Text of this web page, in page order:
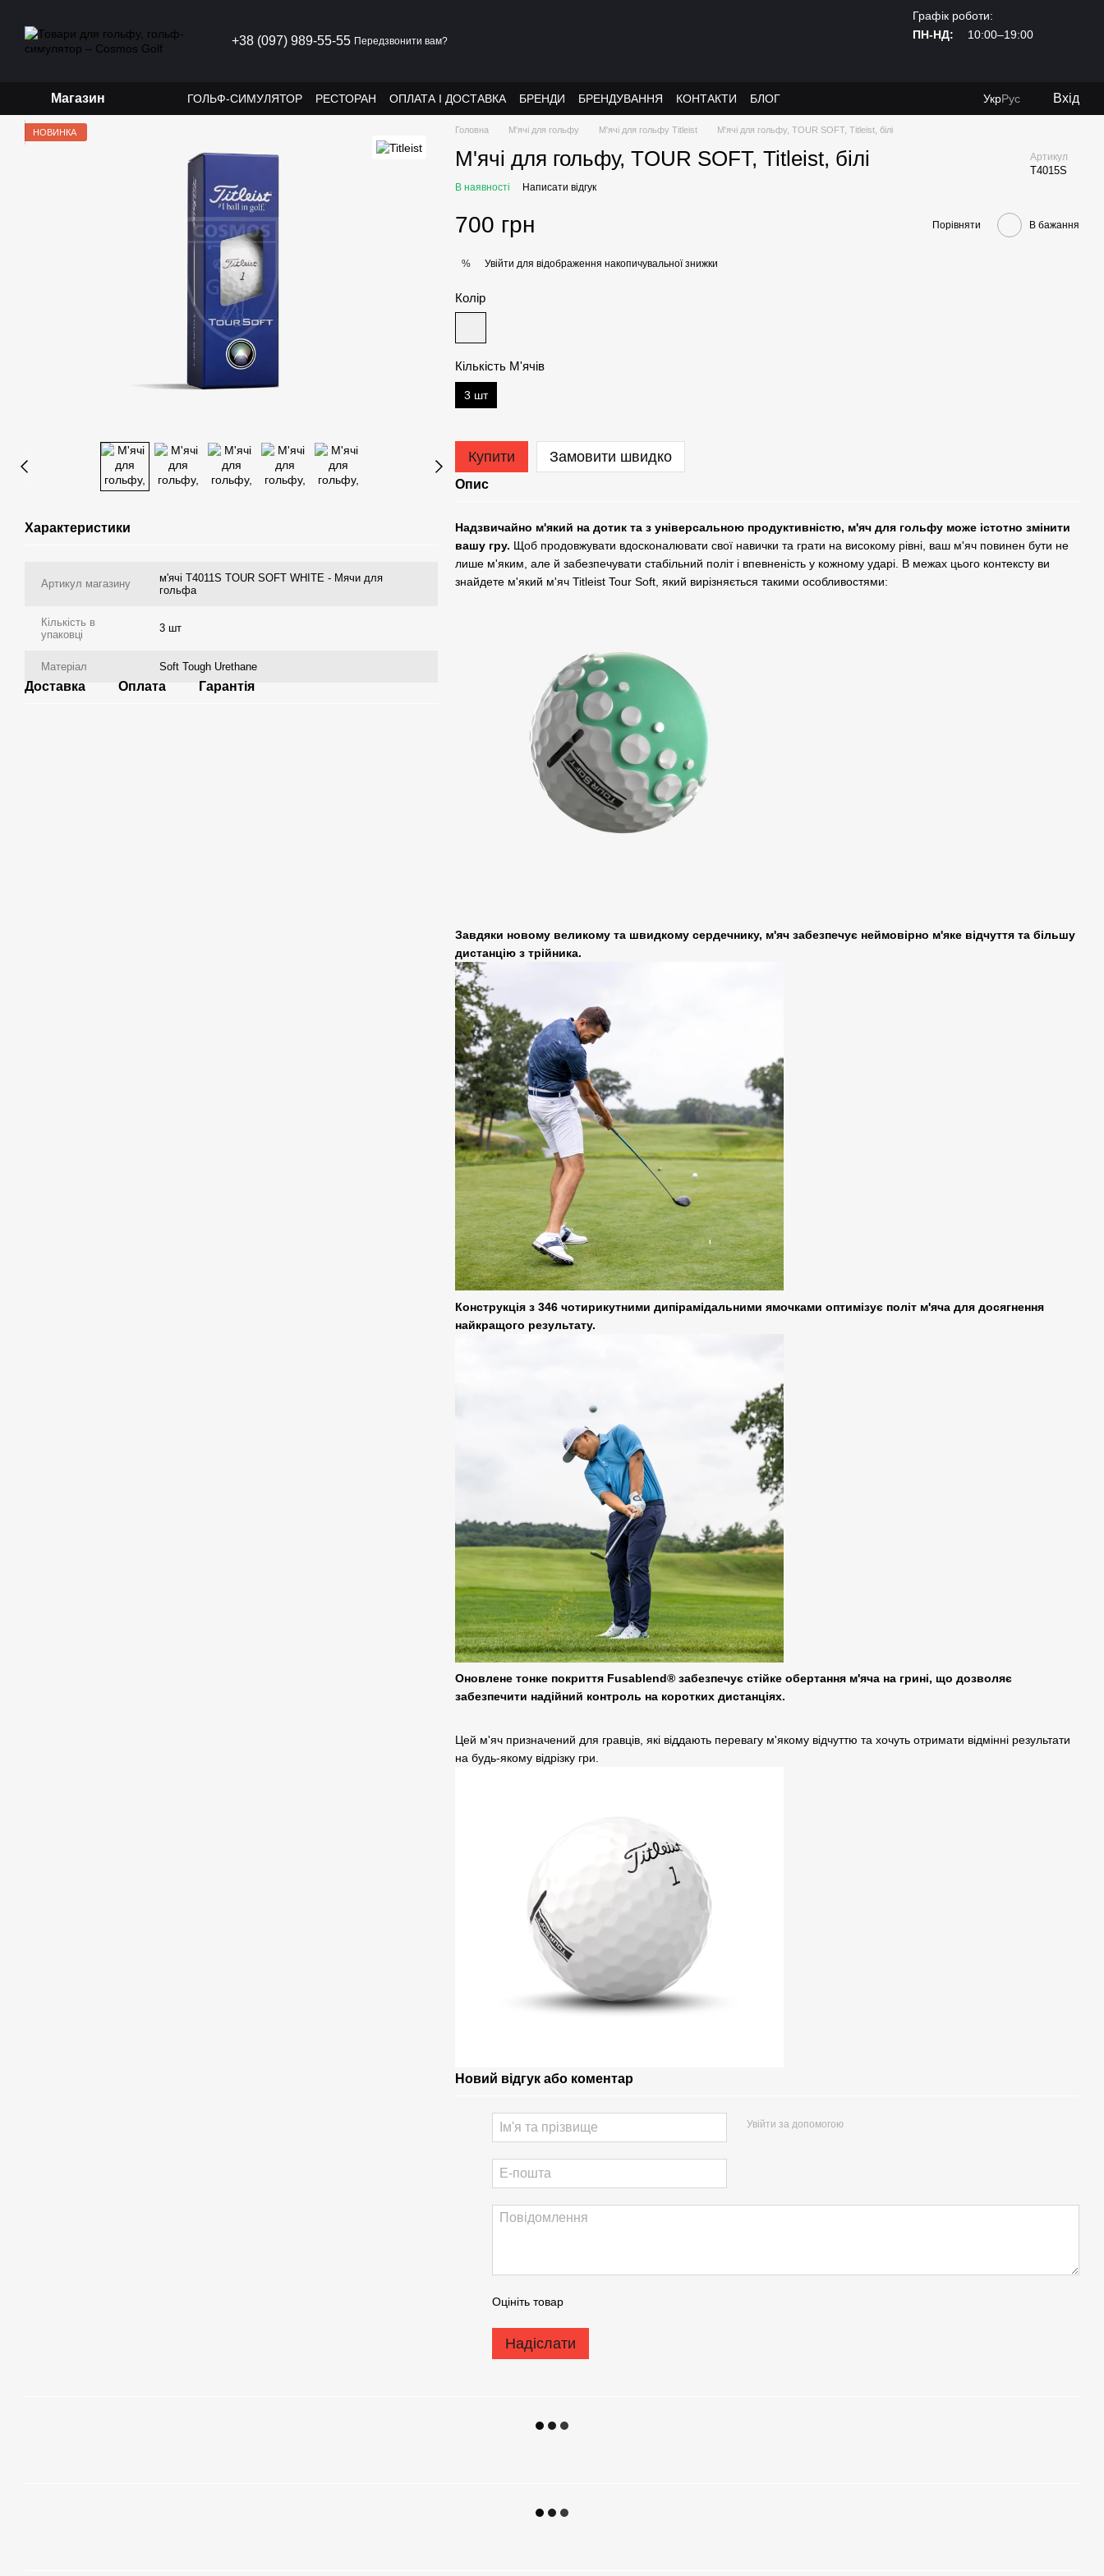
+38 (097) 989-55-55 Передзвонити вам?
Графік роботи:
ПН-НД:
10:00–19:00
Магазин ГОЛЬФ-СИМУЛЯТОР РЕСТОРАН ОПЛАТА І ДОСТАВКА БРЕНДИ БРЕНДУВАННЯ КОНТАКТИ БЛОГ УкрРус Вхід
НОВИНКА
Характеристики
Артикул магазину
м'ячі T4011S TOUR SOFT WHITE - Мячи для
гольфа
Кількість в
упаковці
3 шт
Матеріал Soft Tough Urethane
Доставка Оплата Гарантія
Головна М'ячі для гольфу М'ячі для гольфу Titleist М'ячі для гольфу, TOUR SOFT, Titleist, білі
М'ячі для гольфу, TOUR SOFT, Titleist, білі Артикул
T4015S
В наявності Написати відгук
700 грн Порівняти В бажання
% Увійти для відображення накопичувальної знижки
Колір
Кількість М'ячів
3 шт
Купити Замовити швидко
Опис
Надзвичайно м'який на дотик та з універсальною продуктивністю, м'яч для гольфу може істотно змінити
вашу гру. Щоб продовжувати вдосконалювати свої навички та грати на високому рівні, ваш м'яч повинен бути не
лише м'яким, але й забезпечувати стабільний політ і впевненість у кожному ударі. В межах цього контексту ви
знайдете м'який м'яч Titleist Tour Soft, який вирізняється такими особливостями:
Завдяки новому великому та швидкому сердечнику, м'яч забезпечує неймовірно м'яке відчуття та більшу
дистанцію з трійника.
Конструкція з 346 чотирикутними дипірамідальними ямочками оптимізує політ м'яча для досягнення
найкращого результату.
Оновлене тонке покриття Fusablend® забезпечує стійке обертання м'яча на грині, що дозволяє
забезпечити надійний контроль на коротких дистанціях.
Цей м'яч призначений для гравців, які віддають перевагу м'якому відчуттю та хочуть отримати відмінні результати
на будь-якому відрізку гри.
Новий відгук або коментар
Увійти за допомогою
Оцініть товар
Надіслати